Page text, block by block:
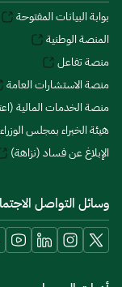
بوابة البيانات المفتوحة
المنصة الوطنية
منصة تفاعل
منصة الاستشارات العامة
منصة الخدمات المالية
هيئة الخبراء بمجلس الوزراء
الإبلاغ عن فساد (نزاهة)
وسائل التواصل